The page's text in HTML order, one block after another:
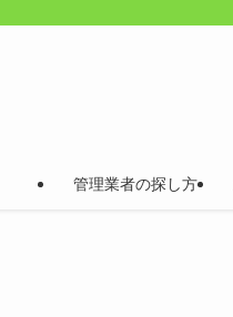
管理業者の探し方